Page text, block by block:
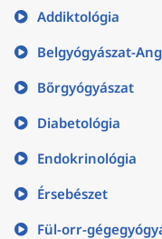
Addiktológia
Belgyógyászat-
Bőrgyógyászat
Diabetológia
Endokrinológia
Érsebészet
Fül-orr-